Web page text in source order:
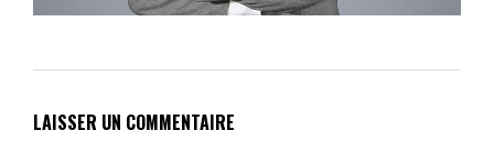
LAISSER UN COMMENTAIRE